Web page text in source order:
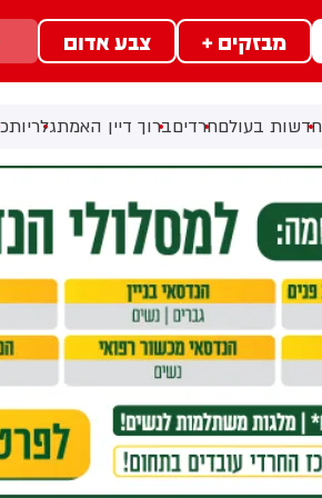
מבזקים + צבע אדום
חדשות בעולםחרדיםברוך דיין האמתגלריות